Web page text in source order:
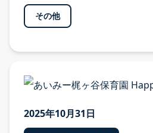
その他
2025年10月31日